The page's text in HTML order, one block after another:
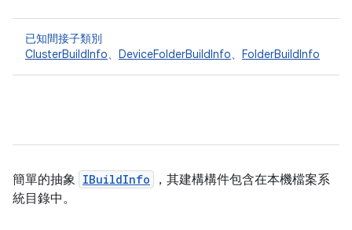
已知間接子類別
ClusterBuildInfo、 DeviceFolderBuildInfo、 FolderBuildInfo
簡單的抽象 IBuildInfo
，其建構構件包含在本機檔案系
統目錄中。